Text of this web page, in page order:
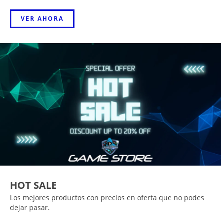
VER AHORA
HOT SALE
Los mejores productos con precios en oferta que no podes
dejar pasar.